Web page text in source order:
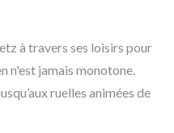
à travers ses loisirs pour
n'est jamais monotone.
ruelles animées de